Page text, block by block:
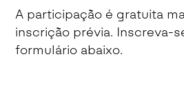
A participação é gratuita
inscrição prévia. Inscreva-
formulário abaixo.